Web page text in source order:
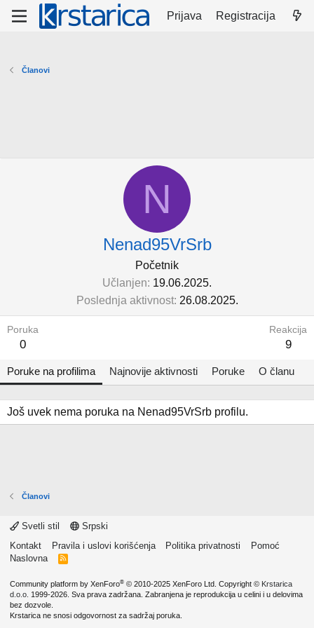
Prijava Registracija
Članovi
N
Nenad95VrSrb
Početnik
Učlanjen 19.06.2025.
Poslednja aktivnost 26.08.2025.
Poruka
0
Reakcija
9
Poruke na profilima Najnovije aktivnosti Poruke O članu
Još uvek nema poruka na Nenad95VrSrb profilu.
Članovi
Svetli stil
Srpski
Kontakt
Pravila i uslovi korišćenja Politika privatnosti
Pomoć
Naslovna
R
Community platform by XenForo® © 2010-2025 XenForo Ltd. Copyright © Krstarica
d.o.o. 1999-2026. Sva prava zadržana. Zabranjena je reprodukcija u celini i u delovima
bez dozvole.
Krstarica ne snosi odgovornost za sadržaj poruka.